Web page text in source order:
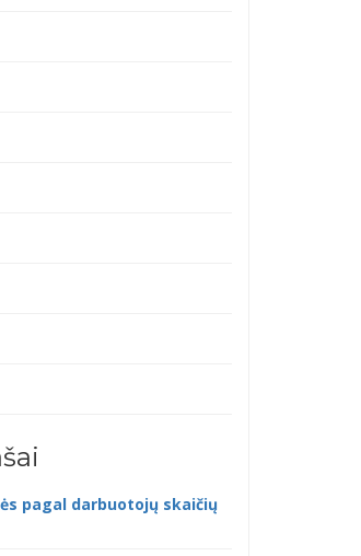
pagal darbuotojų skaičių